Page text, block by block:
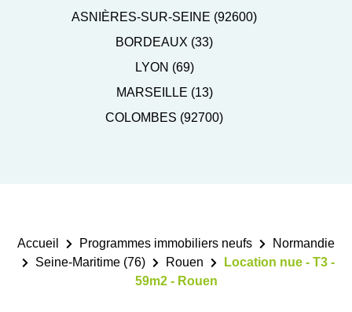
ASNIÈRES-SUR-SEINE (92600)
BORDEAUX (33)
LYON (69)
MARSEILLE (13)
COLOMBES (92700)
Accueil Programmes immobiliers neufs
Normandie
Seine-Maritime (76)
Rouen
Location nue - T3 -
59m2 - Rouen